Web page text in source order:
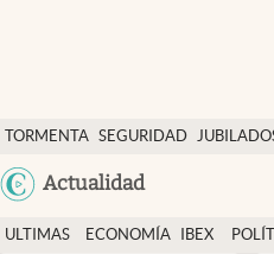
TORMENTA SEGURIDAD
Actualidad
Economía y finanzas
Política
Actualidad
ULTIMAS
ECONOMÍA
IBEX